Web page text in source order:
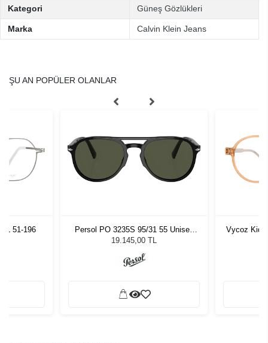
Kategori Güneş Gözlükleri
Marka Calvin Klein Jeans
ŞU AN POPÜLER OLANLAR
51-196
Persol PO 3235S 95/31 55 Unisex
Güneş Gözlüğü
19.145,00 TL
Vycoz Kids